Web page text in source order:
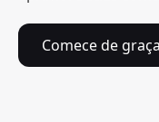
Comece de graça